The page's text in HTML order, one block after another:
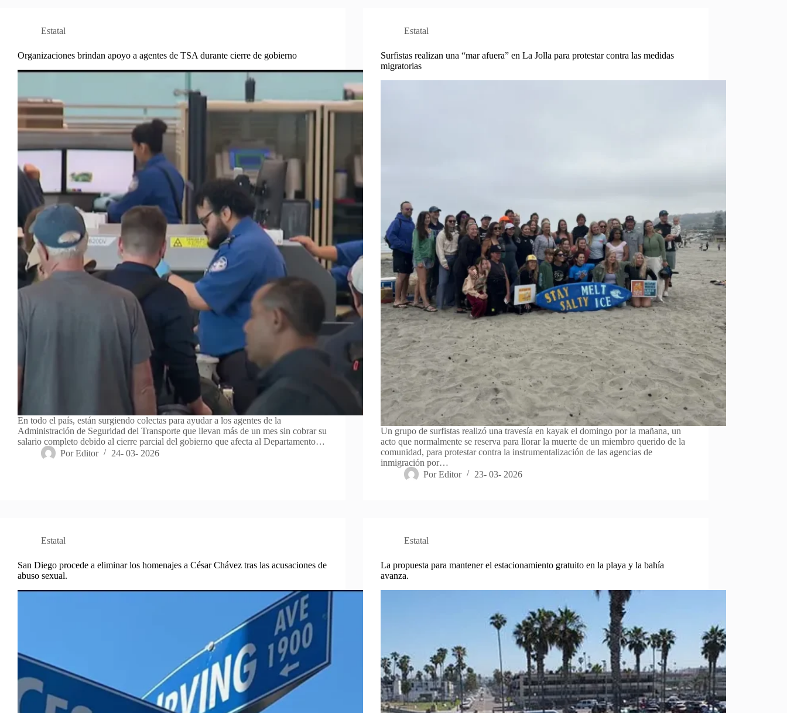
Estatal
Organizaciones brindan apoyo a agentes de TSA durante cierre de gobierno
En todo el país, están surgiendo colectas para ayudar a los agentes de la
Administración de Seguridad del Transporte que llevan más de un mes sin cobrar su
salario completo debido al cierre parcial del gobierno que afecta al Departamento…
Por Editor 24- 03- 2026
Estatal
Surfistas realizan una “mar afuera” en La Jolla para protestar contra las medidas
migratorias
Un grupo de surfistas realizó una travesía en kayak el domingo por la mañana, un
acto que normalmente se reserva para llorar la muerte de un miembro querido de la
comunidad, para protestar contra la instrumentalización de las agencias de
inmigración por…
Por Editor 23- 03- 2026
Estatal
San Diego procede a eliminar los homenajes a César Chávez tras las acusaciones de
abuso sexual.
Estatal
La propuesta para mantener el estacionamiento gratuito en la playa y la bahía
avanza.